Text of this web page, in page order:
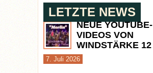
LETZTE NEWS
NEUE YOUTUBE-
VIDEOS VON
WINDSTÄRKE 12
7. Juli 2026